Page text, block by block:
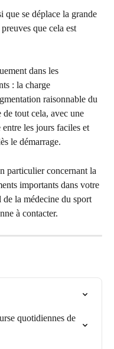
que se déplace la grande
que cela est
dans les
: la charge
raisonnable du
tout cela, avec une
les jours faciles et
le démarrage.
particulier concernant la
importants dans votre
la médecine du sport
à contacter.
quotidiennes de